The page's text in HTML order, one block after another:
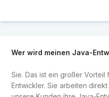
Wer wird meinen Java-
Sie. Das ist ein großer
Entwickler. Sie arbeiten